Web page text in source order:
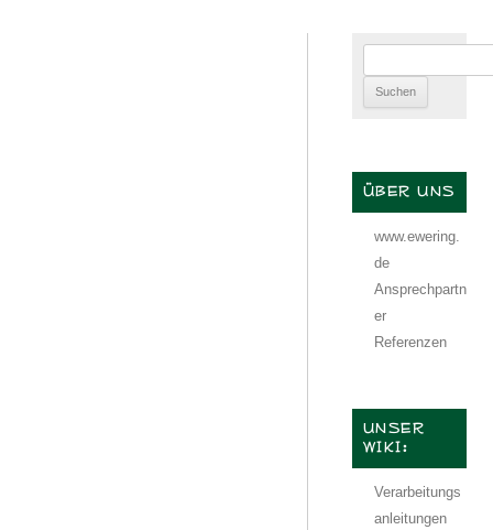
nach:
ÜBER UNS
www.ewering.
de
Ansprechpartn
er
Referenzen
UNSER
WIKI:
Verarbeitungs
anleitungen